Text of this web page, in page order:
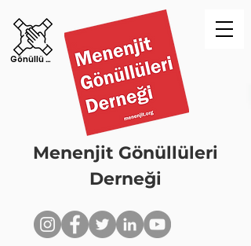
Menenjit Gönüllüleri
Derneği
Gönüllü Ol!